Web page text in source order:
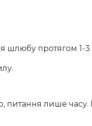
шлюбу протягом 1-3
питання лише